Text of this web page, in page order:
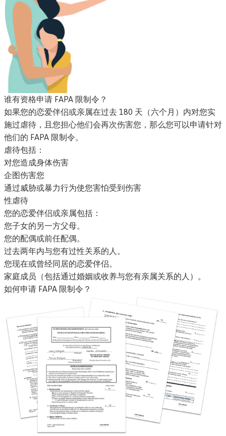
谁有资格申请 FAPA 限制令？
如果您的恋爱伴侣或亲属在过去 180 天（六个月）内对您实
施过虐待，且您担心他们会再次伤害您，那么您可以申请针对
他们的 FAPA 限制令。
虐待包括：
对您造成身体伤害
企图伤害您
通过威胁或暴力行为使您害怕受到伤害
性虐待
您的恋爱伴侣或亲属包括：
您子女的另一方父母。
您的配偶或前任配偶。
过去两年内与您有过性关系的人。
您现在或曾经同居的恋爱伴侣。
家庭成员（包括通过婚姻或收养与您有亲属关系的人）。
如何申请 FAPA 限制令？